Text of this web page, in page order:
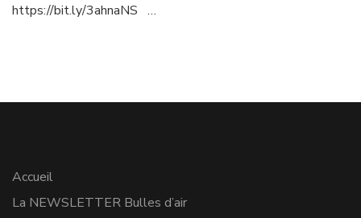
https://bit.ly/3ahnaNS …
Accueil
La NEWSLETTER Bulles d’air